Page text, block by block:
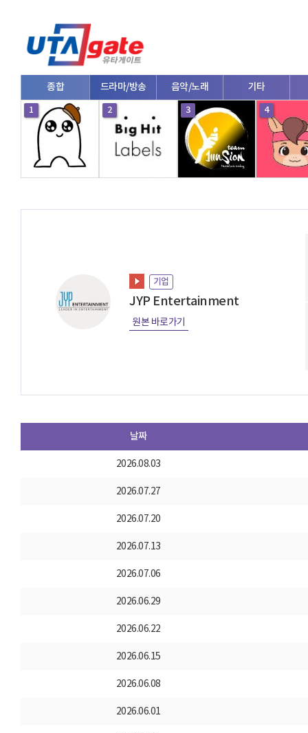
종합 드라마/방송 음악/노래 기타
1 2 3 4
기업
JYP Entertainment
원본 바로가기
날짜
2026.08.03
2026.07.27
2026.07.20
2026.07.13
2026.07.06
2026.06.29
2026.06.22
2026.06.15
2026.06.08
2026.06.01